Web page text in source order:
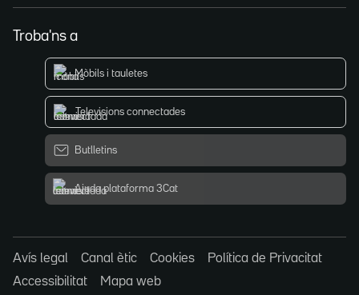
Troba'ns a
Mòbils i tauletes
Televisions connectades
Butlletins
Ajuda plataforma 3Cat
Avís legal Canal ètic Cookies
Política de Privacitat
Accessibilitat
Mapa web